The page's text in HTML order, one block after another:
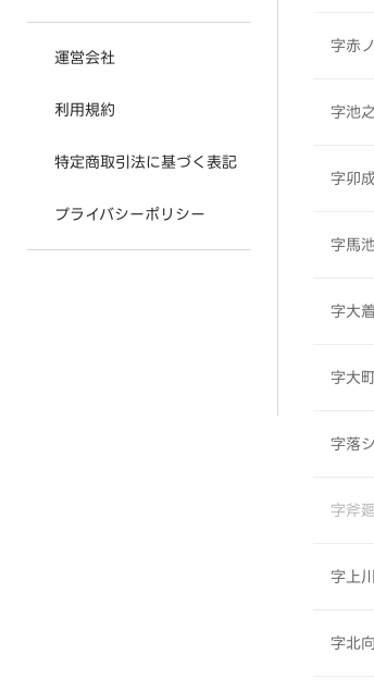
運営会社
利用規約
特定商取引法に基づく表記
プライバシーポリシー
字赤
字池
字卯
字馬
字大
字大
字落シ
字斧
字上
字北